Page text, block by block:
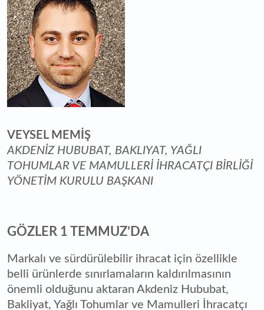
VEYSEL MEMİŞ
AKDENİZ HUBUBAT, BAKLIYAT, YAĞLI
TOHUMLAR VE MAMULLERİ İHRACATÇI BİRLİĞİ
YÖNETİM KURULU BAŞKANI
GÖZLER 1 TEMMUZ’DA
Markalı ve sürdürülebilir ihracat için özellikle
belli ürünlerde sınırlamaların kaldırılmasının
önemli olduğunu aktaran Akdeniz Hububat,
Bakliyat, Yağlı Tohumlar ve Mamulleri İhracatçı